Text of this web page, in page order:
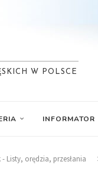
W POLSCE
INFORMATOR
- Listy, orędzia, przesłania